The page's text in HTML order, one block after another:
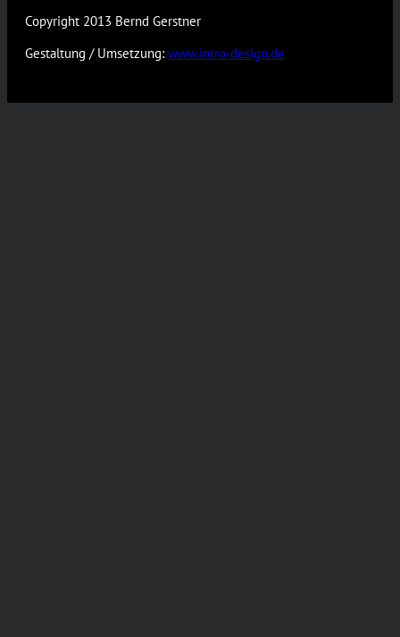
Copyright 2013 Bernd Gerstner
Gestaltung / Umsetzung: www.intro-design.de